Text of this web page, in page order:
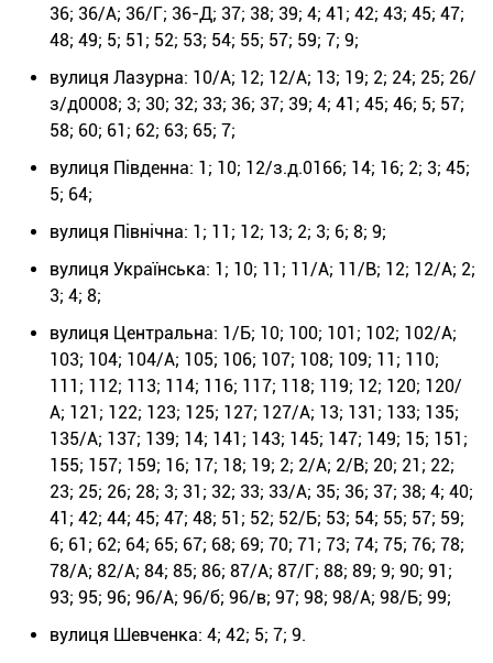
36; 36/А; 36/Г; 36-Д; 37; 38; 39; 4; 41; 42; 43; 45; 47;
48; 49; 5; 51; 52; 53; 54; 55; 57; 59; 7; 9;
вулиця Лазурна: 10/А; 12; 12/А; 13; 19; 2; 24; 25; 26/
з/д0008; 3; 30; 32; 33; 36; 37; 39; 4; 41; 45; 46; 5; 57;
58; 60; 61; 62; 63; 65; 7;
вулиця Південна: 1; 10; 12/з.д.0166; 14; 16; 2; 3; 45;
5; 64;
вулиця Північна: 1; 11; 12; 13; 2; 3; 6; 8; 9;
вулиця Українська: 1; 10; 11; 11/А; 11/В; 12; 12/А; 2;
3; 4; 8;
вулиця Центральна: 1/Б; 10; 100; 101; 102; 102/А;
103; 104; 104/А; 105; 106; 107; 108; 109; 11; 110;
111; 112; 113; 114; 116; 117; 118; 119; 12; 120; 120/
А; 121; 122; 123; 125; 127; 127/А; 13; 131; 133; 135;
135/А; 137; 139; 14; 141; 143; 145; 147; 149; 15; 151;
155; 157; 159; 16; 17; 18; 19; 2; 2/А; 2/В; 20; 21; 22;
23; 25; 26; 28; 3; 31; 32; 33; 33/А; 35; 36; 37; 38; 4; 40;
41; 42; 44; 45; 47; 48; 51; 52; 52/Б; 53; 54; 55; 57; 59;
6; 61; 62; 64; 65; 67; 68; 69; 70; 71; 73; 74; 75; 76; 78;
78/А; 82/А; 84; 85; 86; 87/А; 87/Г; 88; 89; 9; 90; 91;
93; 95; 96; 96/А; 96/б; 96/в; 97; 98; 98/А; 98/Б; 99;
вулиця Шевченка: 4; 42; 5; 7; 9.